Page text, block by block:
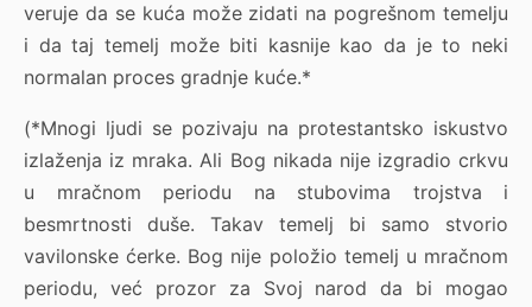
veruje da se kuća može zidati na pogrešnom temelju
i da taj temelj može biti kasnije kao da je to neki
normalan proces gradnje kuće.*
(*Mnogi ljudi se pozivaju na protestantsko iskustvo
izlaženja iz mraka. Ali Bog nikada nije izgradio crkvu
u mračnom periodu na stubovima trojstva i
besmrtnosti duše. Takav temelj bi samo stvorio
vavilonske ćerke. Bog nije položio temelj u mračnom
periodu, već prozor za Svoj narod da bi mogao